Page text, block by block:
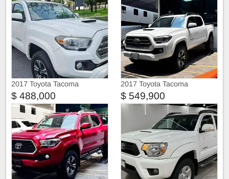
2017 Toyota Tacoma
$ 488,000
2017 Toyota Tacoma
$ 549,900